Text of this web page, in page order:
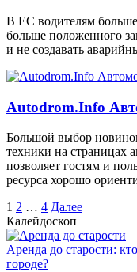
В ЕС водителям
больше положенного
и не создавать
Autodrom.Info
Большой выбор
техники на страницах
позволяет гостям и
ресурса хорошо
Пагинация
записей
1 2 … 4 Далее
Калейдоскоп
Аренда до старости:
городе?